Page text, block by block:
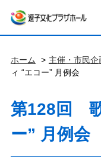
ホーム 主催・市民
ィ “エコー” 月例会
第128回
ー” 月例会